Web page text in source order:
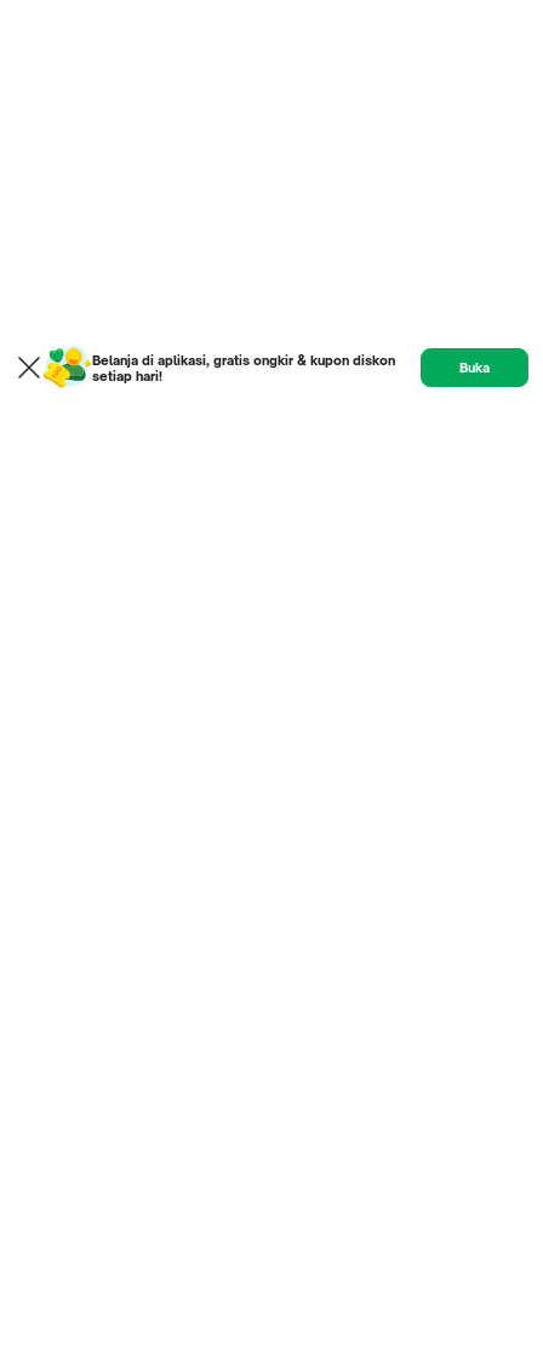
Belanja di aplikasi, gratis ongkir & kupon diskon
setiap hari!
Buka